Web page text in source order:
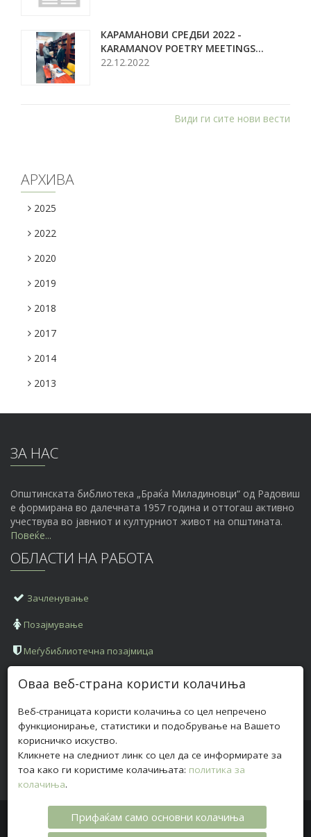
КАРАМАНОВИ СРЕДБИ 2022 -
KARAMANOV POETRY MEETINGS...
22.12.2022
Види ги сите нови вести
АРХИВА
2025
2022
2020
2019
2018
2017
2014
2013
ЗА НАС
Општинската библиотека „Браќа Миладиновци“ од Радовиш
е формирана во далечната 1957 година и оттогаш активно
учествува во јавниот и културниот живот на општината.
Повеќе...
ОБЛАСТИ НА РАБОТА
Зачленување
Позајмување
Меѓубиблиотечна позајмица
КОНТАКТ ИНФОРМАЦИИ
Адреса:ул. „Илинденска" бб, 2420 Радовиш
Телефон:+ 389 (0)32 630 028
Е-пошта:biblioteka@bibliotekaradovis.org.mk
Авторски права © 2017 ОНБ „Браќа Миладиновци“ -
Оваа веб-страна користи колачиња
Веб-страницата користи колачиња со цел непречено
функционирање, статистики и подобрување на Вашето
корисничко искуство.
Кликнете на следниот линк со цел да се информирате за
тоа како ги користиме колачињата: политика за
колачиња.
Прифаќам само основни колачиња